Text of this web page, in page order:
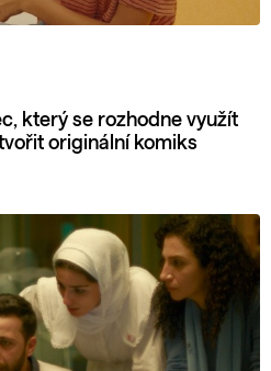
který se rozhodne využít
originální komiks